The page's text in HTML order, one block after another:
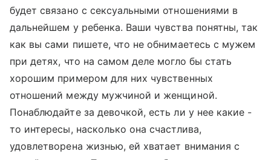
будет связано с сексуальными отношениями в
дальнейшем у ребенка. Ваши чувства понятны, так
как вы сами пишете, что не обнимаетесь с мужем
при детях, что на самом деле могло бы стать
хорошим примером для них чувственных
отношений между мужчиной и женщиной.
Понаблюдайте за девочкой, есть ли у нее какие -
то интересы, насколько она счастлива,
удовлетворена жизнью, ей хватает внимания с